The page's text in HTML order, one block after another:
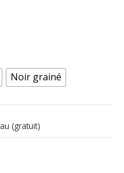
Noir grainé
(gratuit)